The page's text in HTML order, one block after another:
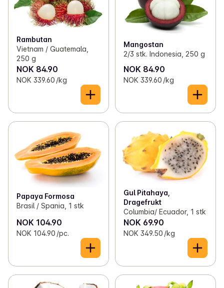
Rambutan
Vietnam / Guatemala,
250 g
NOK 84.90
NOK 339.60 /kg
Mangostan
2/3 stk. Indonesia, 250 g
NOK 84.90
NOK 339.60 /kg
Papaya Formosa
Brasil / Spania, 1 stk
NOK 104.90
NOK 104.90 /pc.
Gul Pitahaya,
Dragefrukt
Columbia/ Ecuador, 1 stk
NOK 69.90
NOK 349.50 /kg